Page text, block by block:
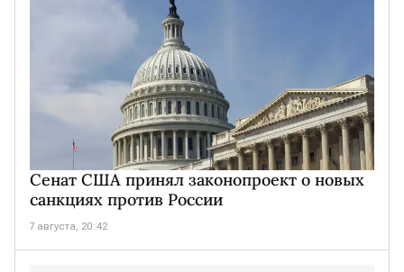
Сенат США принял законопроект о новых
санкциях против России
7 августа, 20:42